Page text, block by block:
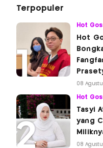
Terpopuler
Hot
Hot
08
Hot
Tasyi
yang
08